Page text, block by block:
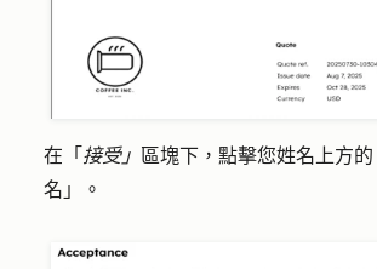
在「 接受」 區塊下，點擊您姓名上方的
名」
。